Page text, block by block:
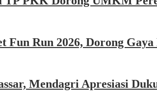
Run 2026, Dorong
Mendagri Apresiasi